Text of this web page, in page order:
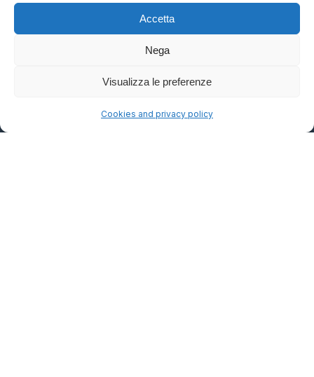
Accetta
Nega
Visualizza le preferenze
Cookies and privacy policy